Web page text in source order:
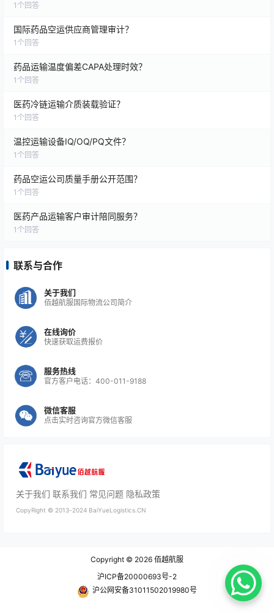
1 个回答
国际药品空运供应商管理审计？
1 个回答
药品运输温度偏差CAPA处理时效？
1 个回答
医药冷链运输介质装载验证？
1 个回答
温控运输设备IQ/OQ/PQ文件？
1 个回答
药品空运公司质量手册公开范围？
1 个回答
医药产品运输客户审计陪同服务？
1 个回答
联系与合作
关于我们
佰越航服国际物流公司简介
在线询价
快速获取运费报价
服务热线
官方客户电话：400-011-9188
微信客服
点击实时咨询官方微信客服
关于我们 联系我们 常见问题 隐私政策
CopyRight © 2013-2024 BaiYueLogistics.CN
Copyright © 2026 佰越航服
沪ICP备20000693号-2
沪公网安备31011502019980号